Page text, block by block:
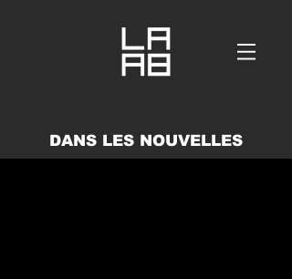
DANS LES NOUVELLES